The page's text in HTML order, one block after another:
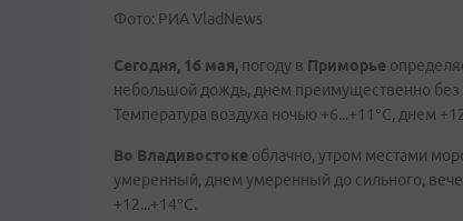
Фото: РИА VladNews
Сегодня, 16 мая, погоду в Приморье
небольшой дождь, днем преимущественно
Температура воздуха ночью +6...+11°C, днем
Во Владивостоке облачно, утром местами
умеренный, днем умеренный до сильного,
+12...+14°C.